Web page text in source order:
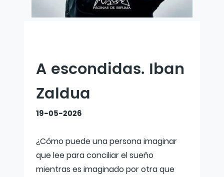
A escondidas. Iban
Zaldua
19-05-2026
¿Cómo puede una persona imaginar
que lee para conciliar el sueño
mientras es imaginado por otra que